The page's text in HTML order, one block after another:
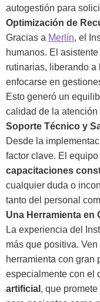
autogestión para
Optimización de
Gracias a Merlín, el
humanos. El
rutinarias, liberando
enfocarse en
Esto generó un
calidad de la
Soporte Técnico y
Desde la
factor clave. El equipo
capacitaciones
cualquier duda o
tanto del personal
Una Herramienta en
La experiencia del
más que positiva.
herramienta con gran
especialmente con el
artificial , que